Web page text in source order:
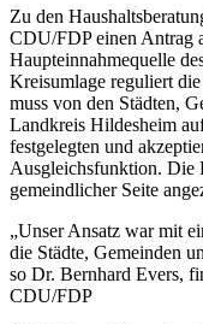
Zu den
CDU/FDP einen Antrag
Haupteinnahmequelle
Kreisumlage reguliert
muss von den Städten,
Landkreis Hildesheim
festgelegten und
Ausgleichsfunktion. Die
gemeindlicher Seite
„Unser Ansatz war mit
die Städte, Gemeinden
so Dr. Bernhard Evers,
CDU/FDP